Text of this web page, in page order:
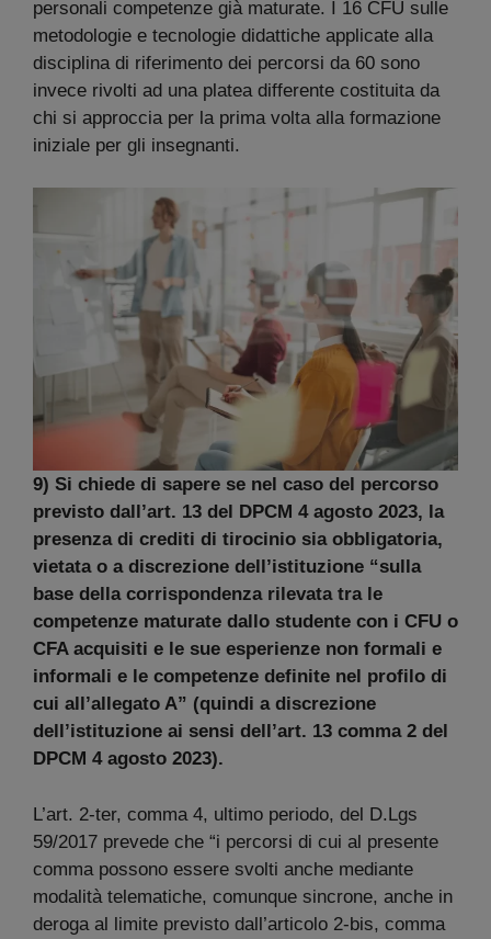
personali competenze già maturate. I 16 CFU sulle
metodologie e tecnologie didattiche applicate alla
disciplina di riferimento dei percorsi da 60 sono
invece rivolti ad una platea differente costituita da
chi si approccia per la prima volta alla formazione
iniziale per gli insegnanti.
9) Si chiede di sapere se nel caso del percorso
previsto dall’art. 13 del DPCM 4 agosto 2023, la
presenza di crediti di tirocinio sia obbligatoria,
vietata o a discrezione dell’istituzione “sulla
base della corrispondenza rilevata tra le
competenze maturate dallo studente con i CFU o
CFA acquisiti e le sue esperienze non formali e
informali e le competenze definite nel profilo di
cui all’allegato A” (quindi a discrezione
dell’istituzione ai sensi dell’art. 13 comma 2 del
DPCM 4 agosto 2023).
L’art. 2-ter, comma 4, ultimo periodo, del D.Lgs
59/2017 prevede che “i percorsi di cui al presente
comma possono essere svolti anche mediante
modalità telematiche, comunque sincrone, anche in
deroga al limite previsto dall’articolo 2-bis, comma